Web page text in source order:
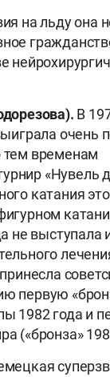
на льду она
В
очень
тем временам
«Нувель
катания
не выступала
первую
1982 года и
(«бронза»